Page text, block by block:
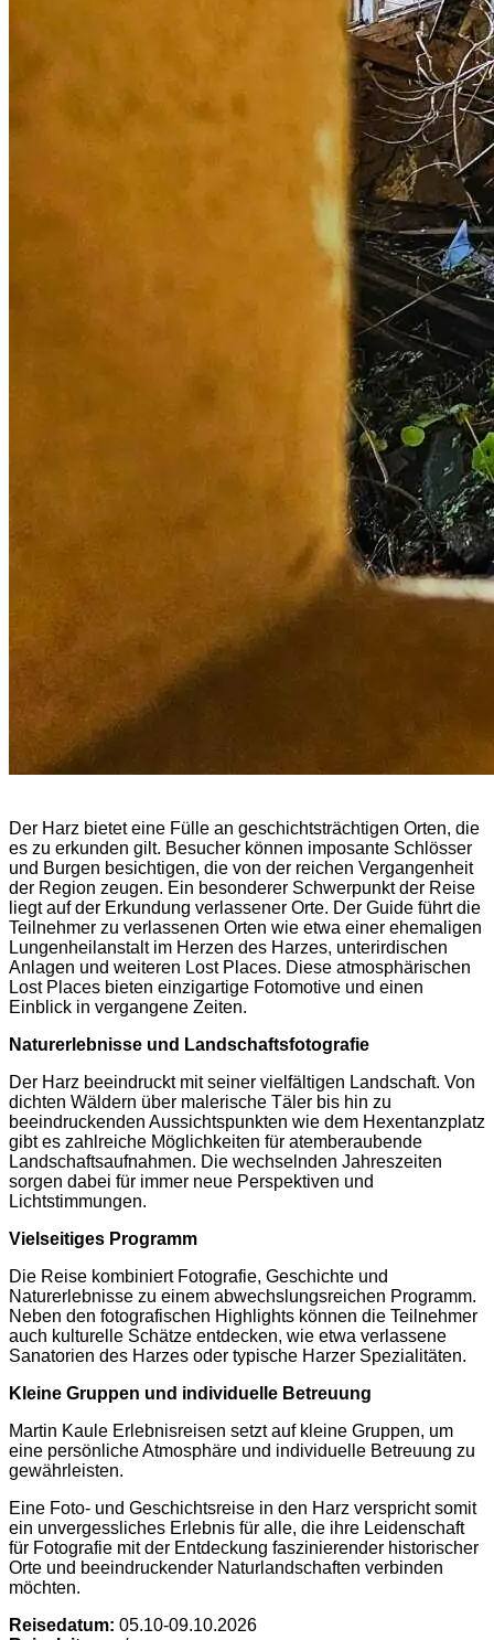
Der Harz bietet eine Fülle an geschichtsträchtigen Orten, die
es zu erkunden gilt. Besucher können imposante Schlösser
und Burgen besichtigen, die von der reichen Vergangenheit
der Region zeugen. Ein besonderer Schwerpunkt der Reise
liegt auf der Erkundung verlassener Orte. Der Guide führt die
Teilnehmer zu verlassenen Orten wie etwa einer ehemaligen
Lungenheilanstalt im Herzen des Harzes, unterirdischen
Anlagen und weiteren Lost Places. Diese atmosphärischen
Lost Places bieten einzigartige Fotomotive und einen
Einblick in vergangene Zeiten.
Naturerlebnisse und Landschaftsfotografie
Der Harz beeindruckt mit seiner vielfältigen Landschaft. Von
dichten Wäldern über malerische Täler bis hin zu
beeindruckenden Aussichtspunkten wie dem Hexentanzplatz
gibt es zahlreiche Möglichkeiten für atemberaubende
Landschaftsaufnahmen. Die wechselnden Jahreszeiten
sorgen dabei für immer neue Perspektiven und
Lichtstimmungen.
Vielseitiges Programm
Die Reise kombiniert Fotografie, Geschichte und
Naturerlebnisse zu einem abwechslungsreichen Programm.
Neben den fotografischen Highlights können die Teilnehmer
auch kulturelle Schätze entdecken, wie etwa verlassene
Sanatorien des Harzes oder typische Harzer Spezialitäten.
Kleine Gruppen und individuelle Betreuung
Martin Kaule Erlebnisreisen setzt auf kleine Gruppen, um
eine persönliche Atmosphäre und individuelle Betreuung zu
gewährleisten.
Eine Foto- und Geschichtsreise in den Harz verspricht somit
ein unvergessliches Erlebnis für alle, die ihre Leidenschaft
für Fotografie mit der Entdeckung faszinierender historischer
Orte und beeindruckender Naturlandschaften verbinden
möchten.
Reisedatum: 05.10-09.10.2026